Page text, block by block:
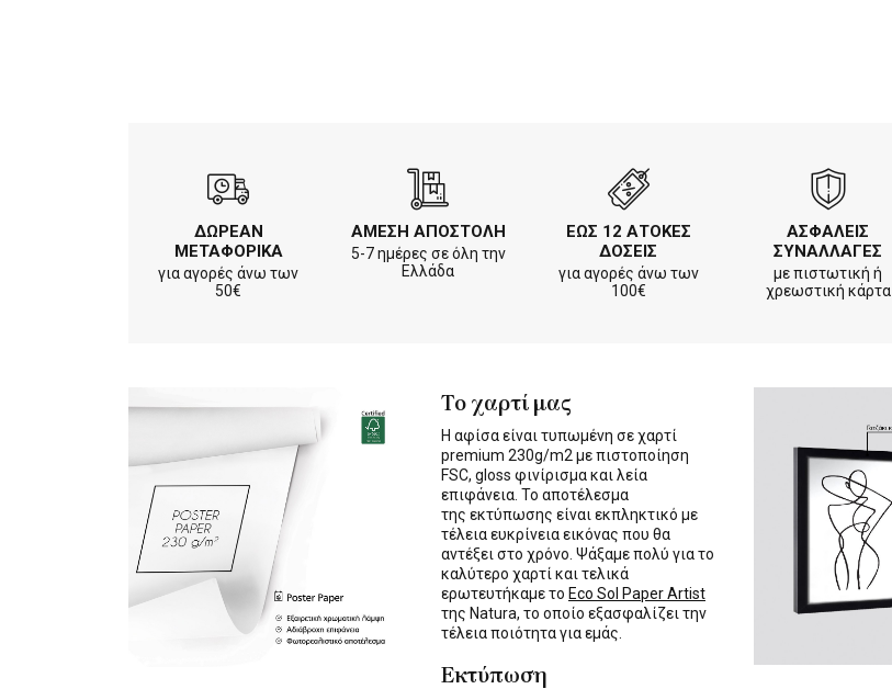
ΔΩΡΕΑΝ
ΜΕΤΑΦΟΡΙΚΑ
για αγορές άνω των
50€
ΑΜΕΣΗ ΑΠΟΣΤΟΛΗ
5-7 ημέρες σε όλη την
Ελλάδα
ΕΩΣ 12 ΑΤΟΚΕΣ
ΔΟΣΕΙΣ
για αγορές άνω των
100€
ΑΣΦΑΛΕΙΣ
ΣΥΝΑΛΛΑΓΕΣ
με πιστωτική ή
χρεωστική κάρτα
Το χαρτί μας
Η αφίσα είναι τυπωμένη σε χαρτί
premium 230g/m2 με πιστοποίηση
FSC, gloss φινίρισμα και λεία
επιφάνεια. Το αποτέλεσμα
της εκτύπωσης είναι εκπληκτικό με
τέλεια ευκρίνεια εικόνας που θα
αντέξει στο χρόνο. Ψάξαμε πολύ για το
καλύτερο χαρτί και τελικά
ερωτευτήκαμε το Eco Sol Paper Artist
της Natura, το οποίο εξασφαλίζει την
τέλεια ποιότητα για εμάς.
Εκτύπωση